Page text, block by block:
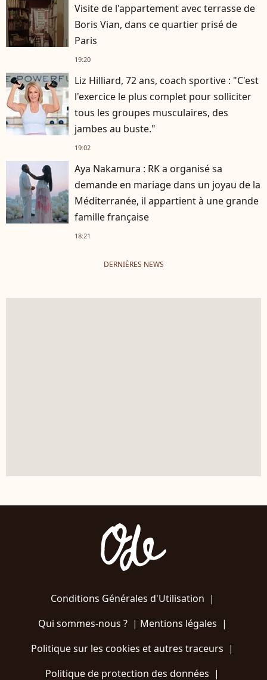
Visite de l'appartement avec terrasse de
Boris Vian, dans ce quartier prisé de
Paris
19:20
Liz Hilliard, 72 ans, coach sportive : "C'est
l'exercice le plus complet pour solliciter
tous les groupes musculaires, des
jambes au buste."
19:02
Aya Nakamura : RK a organisé sa
demande en mariage dans un joyau de la
Méditerranée, il appartient à une grande
famille française
18:21
DERNIÈRES NEWS
Conditions Générales d'Utilisation |
Qui sommes-nous ?| Mentions légales |
Politique sur les cookies et autres traceurs |
Politique de protection des données |